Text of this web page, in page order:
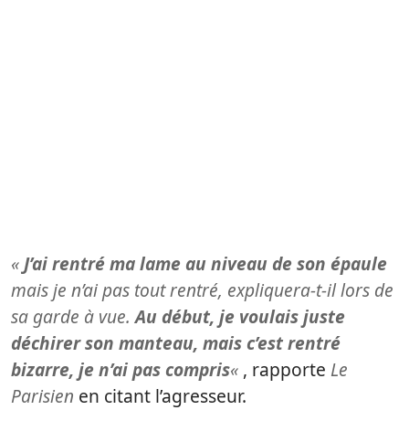
«J’ai rentré ma lame au niveau de son épaule
mais je n’ai pas tout rentré, expliquera-t-il lors de
sa garde à vue.Au début, je voulais juste
déchirer son manteau, mais c’est rentré
bizarre, je n’ai pas compris« , rapporte Le
Parisien en citant l’agresseur.